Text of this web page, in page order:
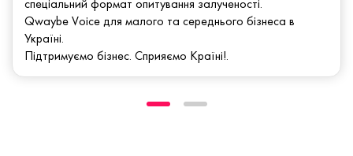
спеціальний формат опитування залученості.
Qwaybe Voice для малого та середнього бізнеса в
Україні.
Підтримуємо бізнес. Сприяємо Країні!.